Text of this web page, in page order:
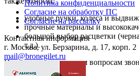
удобные ручки, колеса и
прочные материалы и
большой выбор расцветки
т.д.).
По всем интересующим вопросам
компании по телефону.
Политика конфиденциальности
Согласие на обработку ПС
Согласие на рассылку
Контактная информация
г. Москва, ул. Берзарина, д. 17, корп. 2
mail@bronegilet.ru